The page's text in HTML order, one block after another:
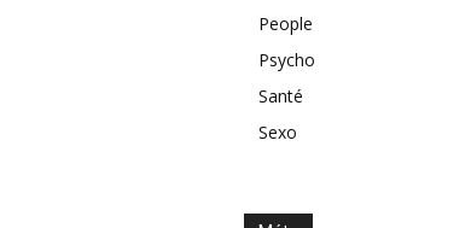
People
Psycho
Santé
Sexo